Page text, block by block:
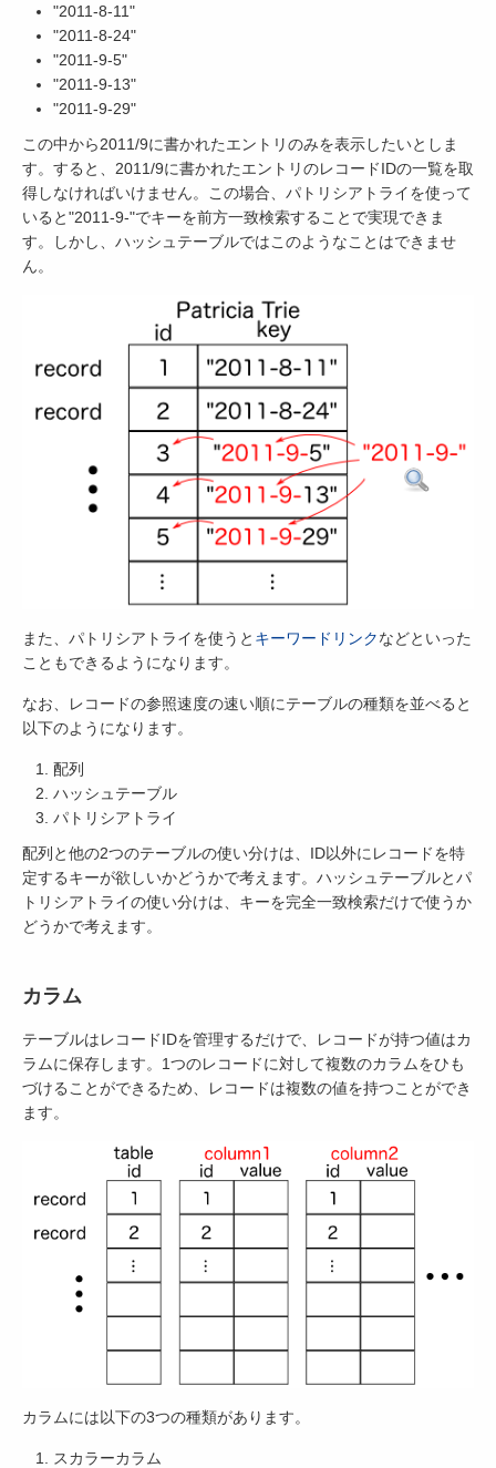
"2011-8-11"
"2011-8-24"
"2011-9-5"
"2011-9-13"
"2011-9-29"
この中から2011/9に書かれたエントリのみを表示したいとしま
す。すると、2011/9に書かれたエントリのレコードIDの一覧を取
得しなければいけません。この場合、パトリシアトライを使って
いると"2011-9-"でキーを前方一致検索することで実現できま
す。しかし、ハッシュテーブルではこのようなことはできませ
ん。
また、パトリシアトライを使うと キーワードリンクなどといった
こともできるようになります。
なお、レコードの参照速度の速い順にテーブルの種類を並べると
以下のようになります。
配列
ハッシュテーブル
パトリシアトライ
配列と他の2つのテーブルの使い分けは、ID以外にレコードを特
定するキーが欲しいかどうかで考えます。ハッシュテーブルとパ
トリシアトライの使い分けは、キーを完全一致検索だけで使うか
どうかで考えます。
カラム
テーブルはレコードIDを管理するだけで、レコードが持つ値はカ
ラムに保存します。1つのレコードに対して複数のカラムをひも
づけることができるため、レコードは複数の値を持つことができ
ます。
カラムには以下の3つの種類があります。
スカラーカラム